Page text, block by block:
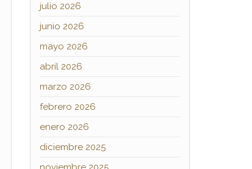
julio 2026
junio 2026
mayo 2026
abril 2026
marzo 2026
febrero 2026
enero 2026
diciembre 2025